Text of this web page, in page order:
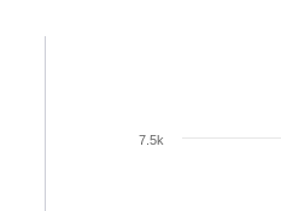
7.5k